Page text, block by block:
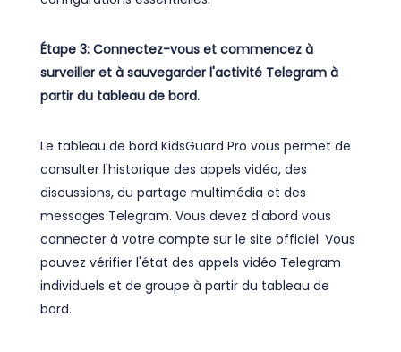
Étape 3: Connectez-vous et commencez à
surveiller et à sauvegarder l'activité Telegram à
partir du tableau de bord.
Le tableau de bord KidsGuard Pro vous permet de
consulter l'historique des appels vidéo, des
discussions, du partage multimédia et des
messages Telegram. Vous devez d'abord vous
connecter à votre compte sur le site officiel. Vous
pouvez vérifier l'état des appels vidéo Telegram
individuels et de groupe à partir du tableau de
bord.